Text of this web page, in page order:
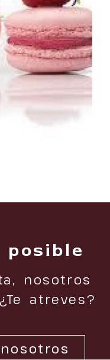
posible
nosotros
atreves?